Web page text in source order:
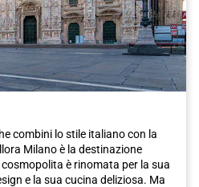
combini lo stile italiano con la
Milano è la destinazione
è rinomata per la sua
e la sua cucina deliziosa. Ma